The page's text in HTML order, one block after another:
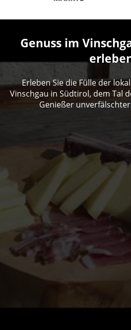
Genuss im
Erleben Sie die Fülle der
Vinschgau in Südtirol, dem Tal
Genießer